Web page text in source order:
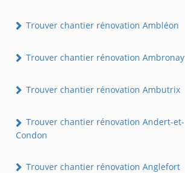
Trouver chantier rénovation Ambléon
Trouver chantier rénovation Ambronay
Trouver chantier rénovation Ambutrix
Trouver chantier rénovation Andert-et-
Condon
Trouver chantier rénovation Anglefort